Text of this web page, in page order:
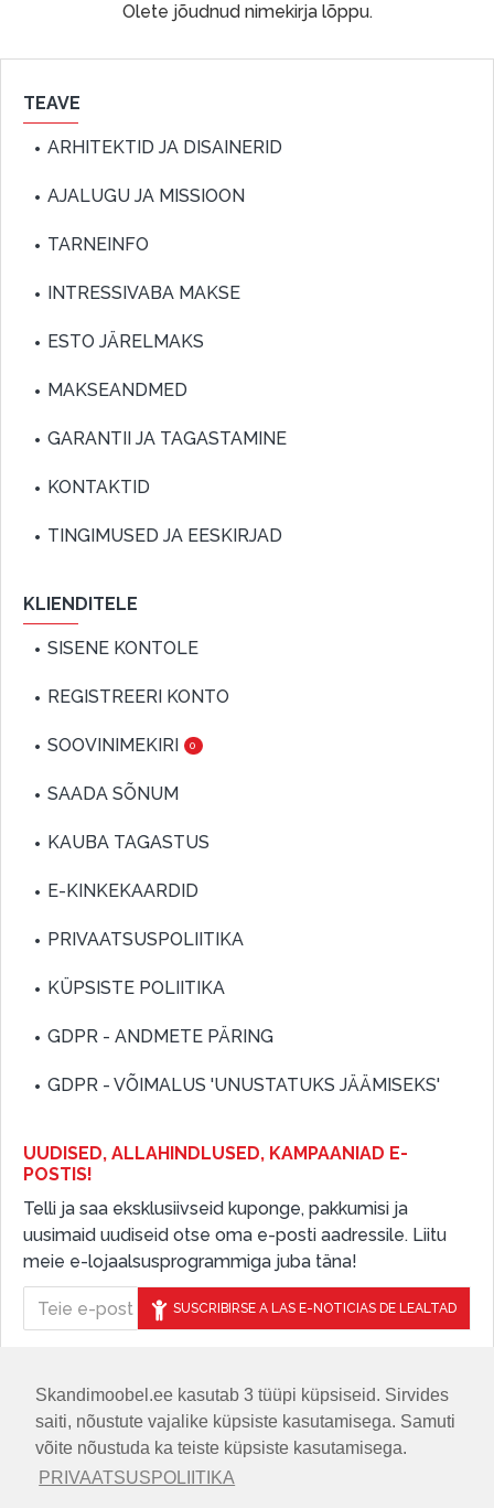
Skandimoobel.ee kasutab 3 tüüpi küpsiseid. Sirvides
saiti, nõustute vajalike küpsiste kasutamisega. Samuti
võite nõustuda ka teiste küpsiste kasutamisega.
PRIVAATSUSPOLIITIKA
Olete jõudnud nimekirja lõppu.
TEAVE
ARHITEKTID JA DISAINERID
AJALUGU JA MISSIOON
TARNEINFO
INTRESSIVABA MAKSE
ESTO JÄRELMAKS
MAKSEANDMED
GARANTII JA TAGASTAMINE
KONTAKTID
TINGIMUSED JA EESKIRJAD
KLIENDITELE
SISENE KONTOLE
REGISTREERI KONTO
SOOVINIMEKIRI 0
SAADA SÕNUM
KAUBA TAGASTUS
E-KINKEKAARDID
PRIVAATSUSPOLIITIKA
KÜPSISTE POLIITIKA
GDPR - ANDMETE PÄRING
GDPR - VÕIMALUS 'UNUSTATUKS JÄÄMISEKS'
UUDISED, ALLAHINDLUSED, KAMPAANIAD E-
POSTIS!
Telli ja saa eksklusiivseid kuponge, pakkumisi ja
uusimaid uudiseid otse oma e-posti aadressile. Liitu
meie e-lojaalsusprogrammiga juba täna!
SUSCRIBIRSE A LAS E-NOTICIAS DE LEALTAD
JÄLGIGE MEID SOTSIAALMEEDIAS